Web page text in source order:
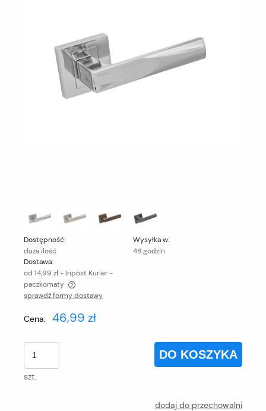
Dostępność:
duża ilość
Wysyłka w:
48 godzin
Dostawa:
od 14,99 zł- Inpost Kurier -
paczkomaty
Cena nie zawiera ewentualnych kosztów płatności
sprawdź formy dostawy
Cena: 46,99 zł
szt.
DO KOSZYKA
dodaj do przechowalni